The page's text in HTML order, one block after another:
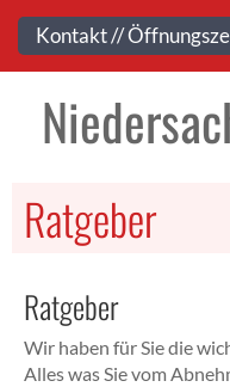
Kontakt
Ratgeber
Ratgeber
Wir haben für Sie die
Alles was Sie vom
Kontakt //